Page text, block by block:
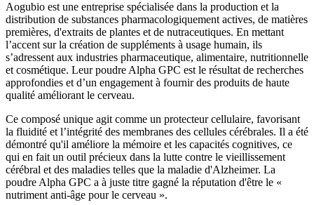
Aogubio est une entreprise spécialisée dans la production et la
distribution de substances pharmacologiquement actives, de matières
premières, d'extraits de plantes et de nutraceutiques. En mettant
l’accent sur la création de suppléments à usage humain, ils
s’adressent aux industries pharmaceutique, alimentaire, nutritionnelle
et cosmétique. Leur poudre Alpha GPC est le résultat de recherches
approfondies et d’un engagement à fournir des produits de haute
qualité améliorant le cerveau.
Ce composé unique agit comme un protecteur cellulaire, favorisant
la fluidité et l’intégrité des membranes des cellules cérébrales. Il a été
démontré qu'il améliore la mémoire et les capacités cognitives, ce
qui en fait un outil précieux dans la lutte contre le vieillissement
cérébral et des maladies telles que la maladie d'Alzheimer. La
poudre Alpha GPC a à juste titre gagné la réputation d'être le «
nutriment anti-âge pour le cerveau ».